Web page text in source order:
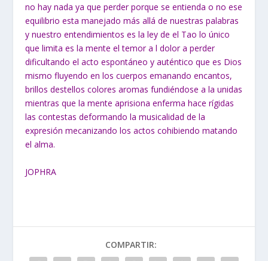
no hay nada ya que perder porque se entienda o no ese
equilibrio esta manejado más allá de nuestras palabras
y nuestro entendimientos es la ley de el Tao lo único
que limita es la mente el temor a l dolor a perder
dificultando el acto espontáneo y auténtico que es Dios
mismo fluyendo en los cuerpos emanando encantos,
brillos destellos colores aromas fundiéndose a la unidas
mientras que la mente aprisiona enferma hace rígidas
las contestas deformando la musicalidad de la
expresión mecanizando los actos cohibiendo matando
el alma.
JOPHRA
COMPARTIR: